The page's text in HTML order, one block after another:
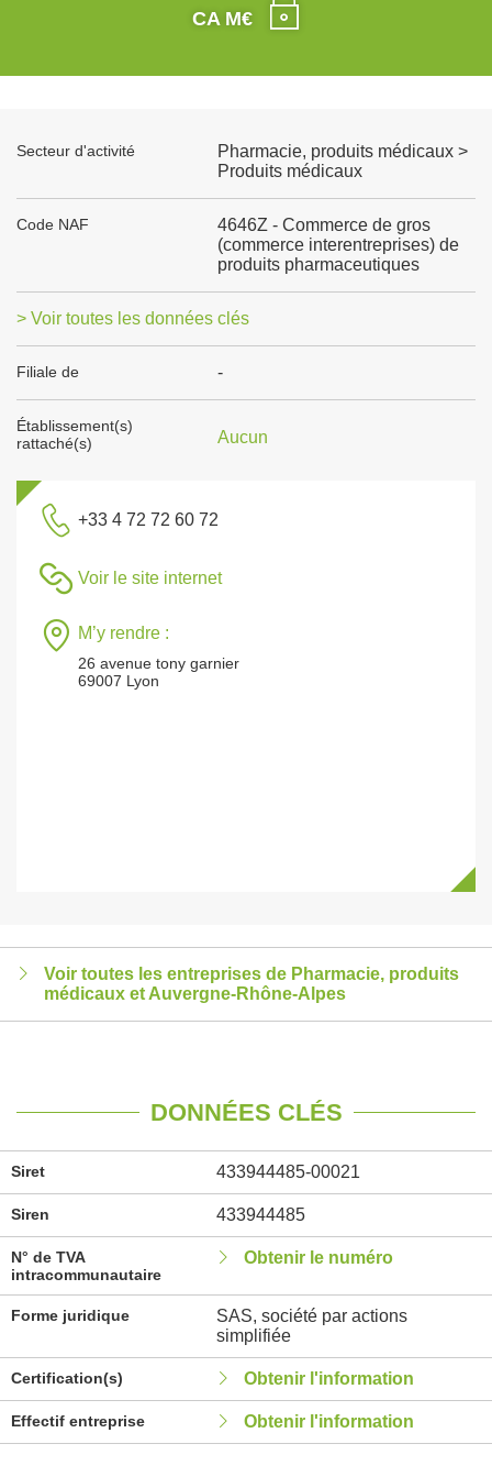
CA M€
Secteur d'activité
Pharmacie, produits médicaux >
Produits médicaux
Code NAF
4646Z - Commerce de gros
(commerce interentreprises) de
produits pharmaceutiques
> Voir toutes les données clés
Filiale de -
Établissement(s)
rattaché(s)
Aucun
+33 4 72 72 60 72
Voir le site internet
M’y rendre :
26 avenue tony garnier
69007 Lyon
Voir toutes les entreprises de Pharmacie, produits
médicaux et Auvergne-Rhône-Alpes
DONNÉES CLÉS
Siret 433944485-00021
Siren 433944485
N° de TVA
intracommunautaire
Obtenir le numéro
Forme juridique
SAS, société par actions
simplifiée
Certification(s) Obtenir l'information
Effectif entreprise Obtenir l'information